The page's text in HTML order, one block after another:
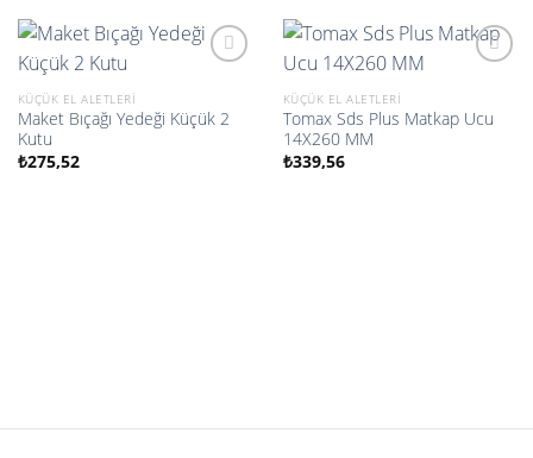
İstek
KÜÇÜK EL ALETLERI
Maket Bıçağı Yedeği Küçük 2
Kutu
₺275,52
İstek
KÜÇÜK EL ALETLERI
Tomax Sds Plus Matkap Ucu
14X260 MM
₺339,56